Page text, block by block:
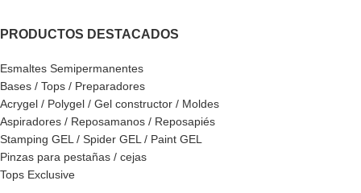
PRODUCTOS DESTACADOS
Esmaltes Semipermanentes
Bases / Tops / Preparadores
Acrygel / Polygel / Gel constructor / Moldes
Aspiradores / Reposamanos / Reposapiés
Stamping GEL / Spider GEL / Paint GEL
Pinzas para pestañas / cejas
Tops Exclusive